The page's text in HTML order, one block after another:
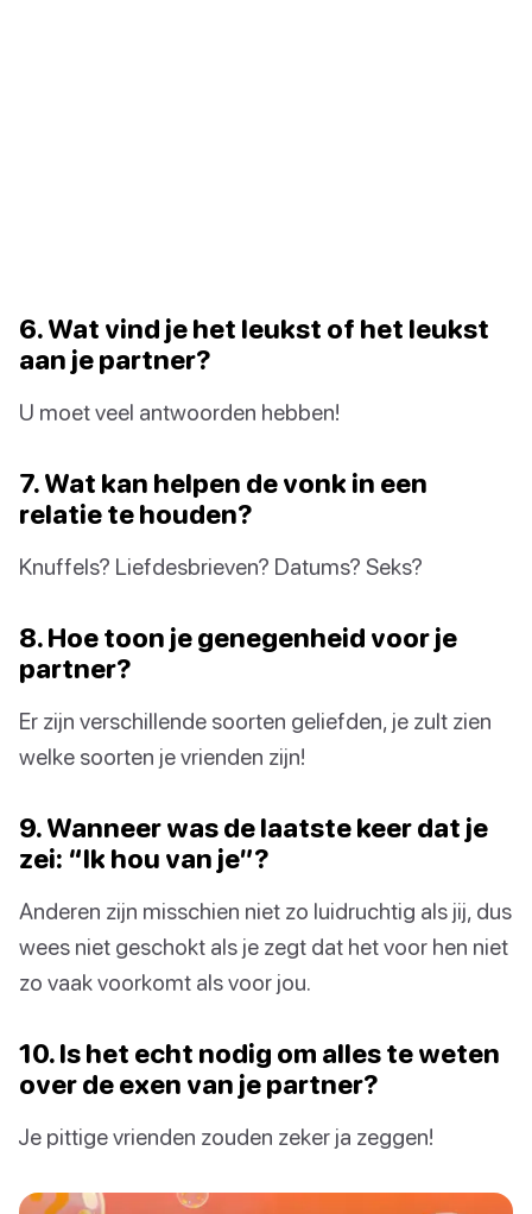
6. Wat vind je het leukst of het leukst
aan je partner?
U moet veel antwoorden hebben!
7. Wat kan helpen de vonk in een
relatie te houden?
Knuffels? Liefdesbrieven? Datums? Seks?
8. Hoe toon je genegenheid voor je
partner?
Er zijn verschillende soorten geliefden, je zult zien
welke soorten je vrienden zijn!
9. Wanneer was de laatste keer dat je
zei: “Ik hou van je”?
Anderen zijn misschien niet zo luidruchtig als jij, dus
wees niet geschokt als je zegt dat het voor hen niet
zo vaak voorkomt als voor jou.
10. Is het echt nodig om alles te weten
over de exen van je partner?
Je pittige vrienden zouden zeker ja zeggen!